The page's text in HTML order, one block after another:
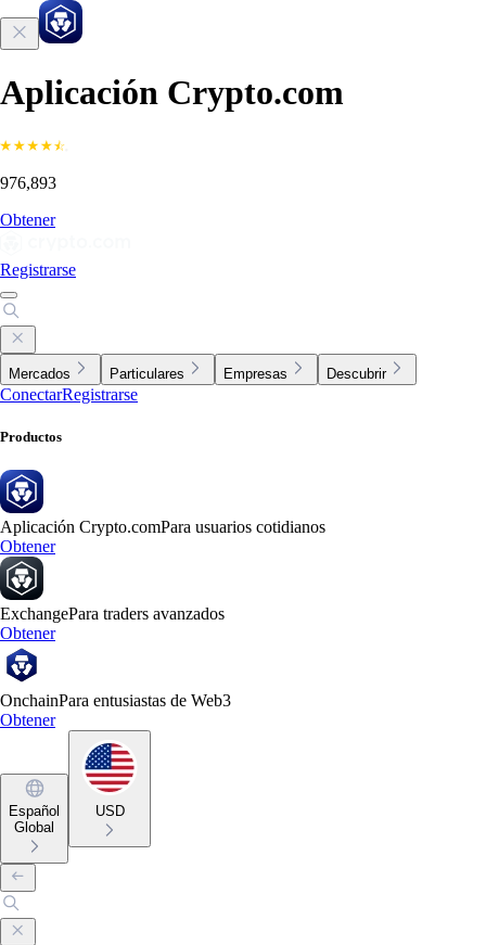
Aplicación Crypto.com
976,893
Obtener
Registrarse
Mercados Particulares Empresas Descubrir
ConectarRegistrarse
Productos
Aplicación Crypto.comPara usuarios cotidianos
Obtener
ExchangePara traders avanzados
Obtener
OnchainPara entusiastas de Web3
Obtener
Español
Global
USD